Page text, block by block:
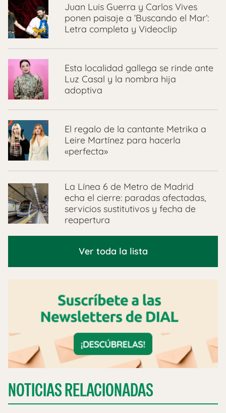
Juan Luis Guerra y Carlos Vives
ponen paisaje a ‘Buscando el Mar’:
Letra completa y Videoclip
Esta localidad gallega se rinde ante
Luz Casal y la nombra hija
adoptiva
El regalo de la cantante Metrika a
Leire Martínez para hacerla
«perfecta»
La Línea 6 de Metro de Madrid
echa el cierre: paradas afectadas,
servicios sustitutivos y fecha de
reapertura
Ver toda la lista
NOTICIAS RELACIONADAS